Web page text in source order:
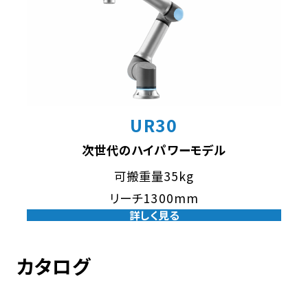
UR30
次世代のハイパワーモデル
可搬重量35kg
リーチ1300mm
詳しく見る
カタログ